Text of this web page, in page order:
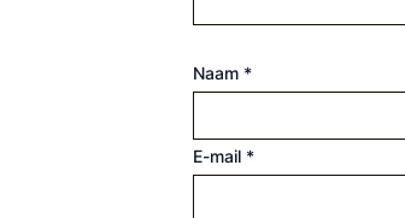
Naam *
E-mail *